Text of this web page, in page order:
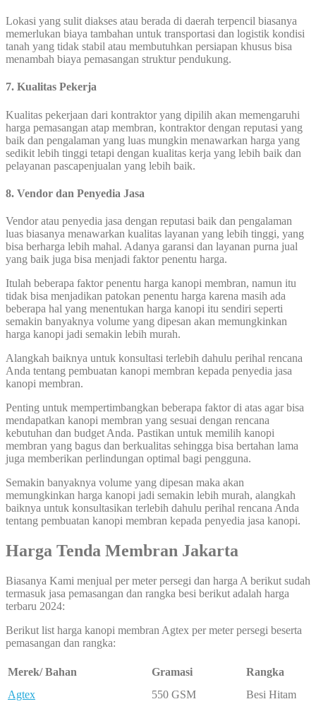
Lokasi yang sulit diakses atau berada di daerah terpencil biasanya
memerlukan biaya tambahan untuk transportasi dan logistik kondisi
tanah yang tidak stabil atau membutuhkan persiapan khusus bisa
menambah biaya pemasangan struktur pendukung.
7. Kualitas Pekerja
Kualitas pekerjaan dari kontraktor yang dipilih akan memengaruhi
harga pemasangan atap membran, kontraktor dengan reputasi yang
baik dan pengalaman yang luas mungkin menawarkan harga yang
sedikit lebih tinggi tetapi dengan kualitas kerja yang lebih baik dan
pelayanan pascapenjualan yang lebih baik.
8. Vendor dan Penyedia Jasa
Vendor atau penyedia jasa dengan reputasi baik dan pengalaman
luas biasanya menawarkan kualitas layanan yang lebih tinggi, yang
bisa berharga lebih mahal. Adanya garansi dan layanan purna jual
yang baik juga bisa menjadi faktor penentu harga.
Itulah beberapa faktor penentu harga kanopi membran, namun itu
tidak bisa menjadikan patokan penentu harga karena masih ada
beberapa hal yang menentukan harga kanopi itu sendiri seperti
semakin banyaknya volume yang dipesan akan memungkinkan
harga kanopi jadi semakin lebih murah.
Alangkah baiknya untuk konsultasi terlebih dahulu perihal rencana
Anda tentang pembuatan kanopi membran kepada penyedia jasa
kanopi membran.
Penting untuk mempertimbangkan beberapa faktor di atas agar bisa
mendapatkan kanopi membran yang sesuai dengan rencana
kebutuhan dan budget Anda. Pastikan untuk memilih kanopi
membran yang bagus dan berkualitas sehingga bisa bertahan lama
juga memberikan perlindungan optimal bagi pengguna.
Semakin banyaknya volume yang dipesan maka akan
memungkinkan harga kanopi jadi semakin lebih murah, alangkah
baiknya untuk konsultasikan terlebih dahulu perihal rencana Anda
tentang pembuatan kanopi membran kepada penyedia jasa kanopi.
Harga Tenda Membran Jakarta
Biasanya Kami menjual per meter persegi dan harga A berikut sudah
termasuk jasa pemasangan dan rangka besi berikut adalah harga
terbaru 2024:
Berikut list harga kanopi membran Agtex per meter persegi beserta
pemasangan dan rangka:
Merek/ Bahan Gramasi
Rangka
Agtex
550 GSM Besi Hitam